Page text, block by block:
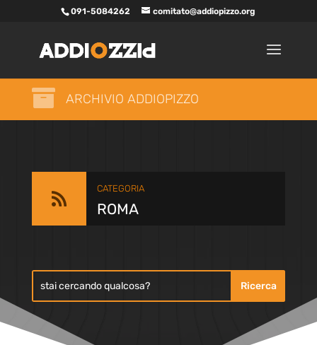
091-5084262 comitato@addiopizzo.org
 ARCHIVIO ADDIOPIZZO

CATEGORIA
ROMA